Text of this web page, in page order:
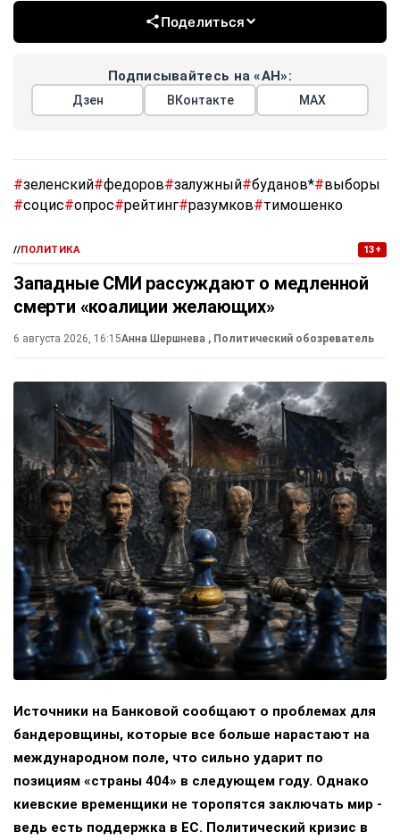
Поделиться
Подписывайтесь на «АН»:
Дзен ВКонтакте МАХ
#зеленский#федоров#залужный#буданов*#выборы
#социс#опрос#рейтинг#разумков#тимошенко
//ПОЛИТИКА 13+
Западные СМИ рассуждают о медленной
смерти «коалиции желающих»
6 августа 2026, 16:15Анна Шершнева , Политический обозреватель
Источники на Банковой сообщают о проблемах для
бандеровщины, которые все больше нарастают на
международном поле, что сильно ударит по
позициям «страны 404» в следующем году. Однако
киевские временщики не торопятся заключать мир -
ведь есть поддержка в ЕС. Политический кризис в